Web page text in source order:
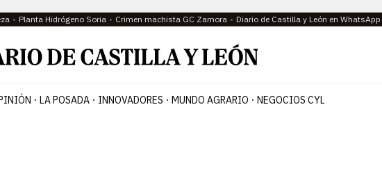
Planta Hidrógeno Soria Crimen machista GC Zamora Diario de Castilla y León en WhatsApp
LA POSADA INNOVADORES MUNDO AGRARIO NEGOCIOS CYL